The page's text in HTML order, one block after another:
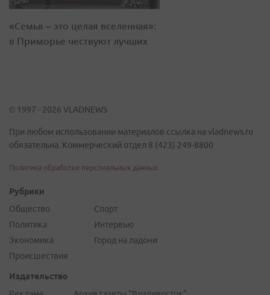
«Семья – это целая вселенная»:
в Приморье чествуют лучших
© 1997 - 2026 VLADNEWS
При любом использовании материалов ссылка на vladnews.ru
обязательна. Коммерческий отдел 8 (423) 249-8800
Политика обработки персональных данных
Рубрики
Общество
Политика
Экономика
Происшествия
Спорт
Интервью
Город на ладони
Издательство